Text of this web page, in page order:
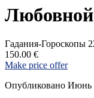
Гадания-Гороскопы
150.00 €
Make price offer
Опубликовано Июнь